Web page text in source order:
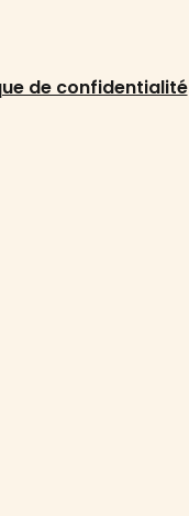
de confidentialité